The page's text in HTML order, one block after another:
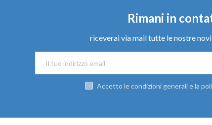
Rimani in
riceverai via mail tutte le nostre
Accetto le condizioni generali e la